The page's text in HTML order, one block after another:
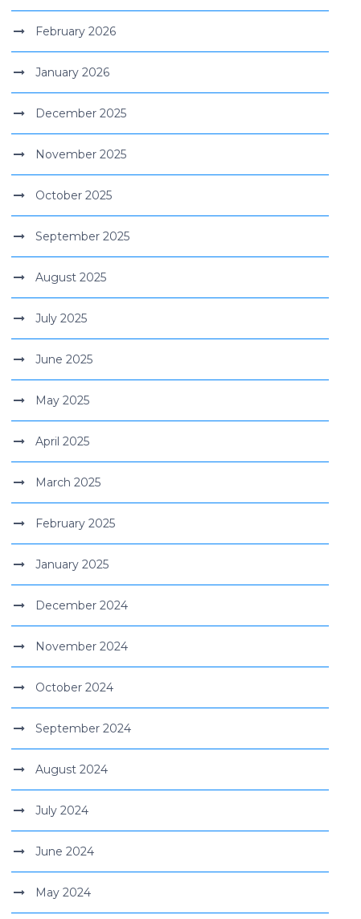
February 2026
January 2026
December 2025
November 2025
October 2025
September 2025
August 2025
July 2025
June 2025
May 2025
April 2025
March 2025
February 2025
January 2025
December 2024
November 2024
October 2024
September 2024
August 2024
July 2024
June 2024
May 2024